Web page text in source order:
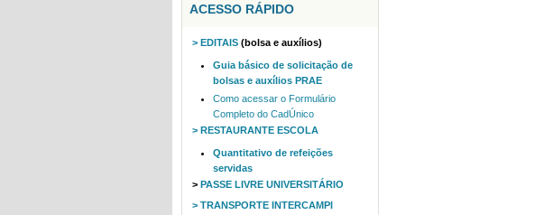
ACESSO RÁPIDO
> EDITAIS (bolsa e auxílios)
Guia básico de solicitação de
bolsas e auxílios PRAE
Como acessar o Formulário
Completo do CadÚnico
> RESTAURANTE ESCOLA
Quantitativo de refeições
servidas
> PASSE LIVRE UNIVERSITÁRIO
> TRANSPORTE INTERCAMPI